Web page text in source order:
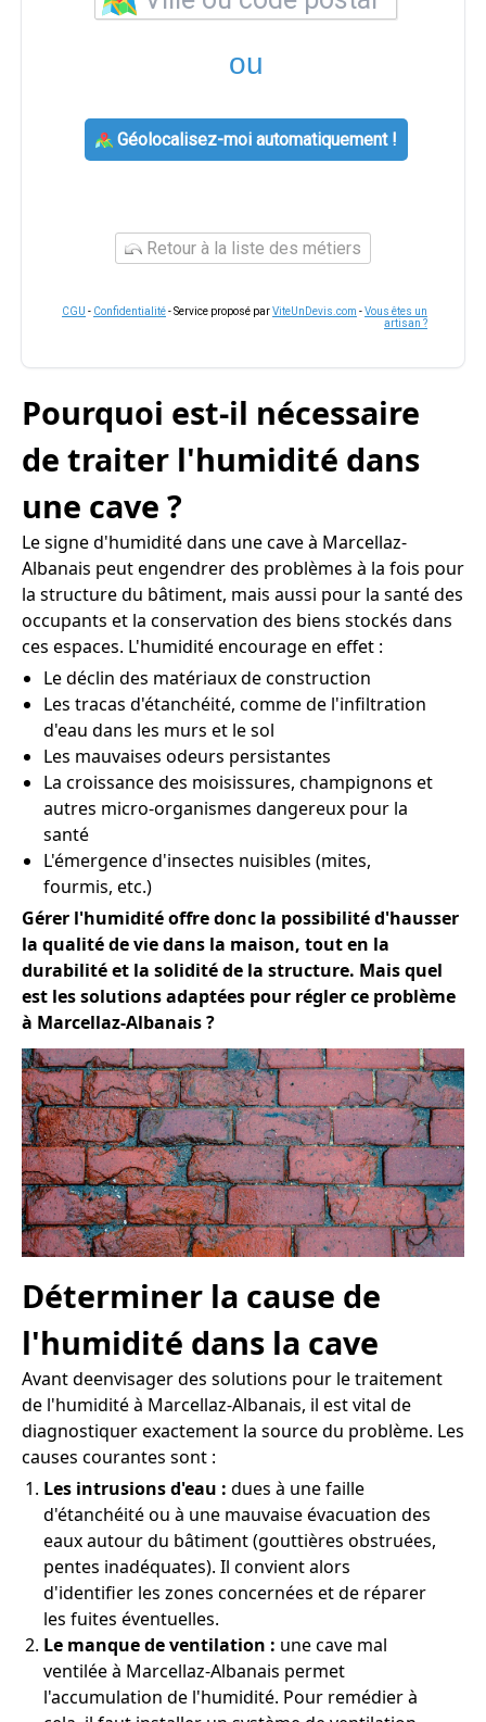
ou
Géolocalisez-moi automatiquement !
Retour à la liste des métiers
CGU - Confidentialité- Service proposé parViteUnDevis.com -Vous êtes un
artisan ?
Pourquoi est-il nécessaire
de traiter l'humidité dans
une cave ?
Le signe d'humidité dans une cave à Marcellaz-
Albanais peut engendrer des problèmes à la fois pour
la structure du bâtiment, mais aussi pour la santé des
occupants et la conservation des biens stockés dans
ces espaces. L'humidité encourage en effet :
Le déclin des matériaux de construction
Les tracas d'étanchéité, comme de l'infiltration
d'eau dans les murs et le sol
Les mauvaises odeurs persistantes
La croissance des moisissures, champignons et
autres micro-organismes dangereux pour la
santé
L'émergence d'insectes nuisibles (mites,
fourmis, etc.)
Gérer l'humidité offre donc la possibilité d'hausser
la qualité de vie dans la maison, tout en la
durabilité et la solidité de la structure. Mais quel
est les solutions adaptées pour régler ce problème
à Marcellaz-Albanais ?
Déterminer la cause de
l'humidité dans la cave
Avant deenvisager des solutions pour le traitement
de l'humidité à Marcellaz-Albanais, il est vital de
diagnostiquer exactement la source du problème. Les
causes courantes sont :
Les intrusions d'eau : dues à une faille
d'étanchéité ou à une mauvaise évacuation des
eaux autour du bâtiment (gouttières obstruées,
pentes inadéquates). Il convient alors
d'identifier les zones concernées et de réparer
les fuites éventuelles.
Le manque de ventilation : une cave mal
ventilée à Marcellaz-Albanais permet
l'accumulation de l'humidité. Pour remédier à